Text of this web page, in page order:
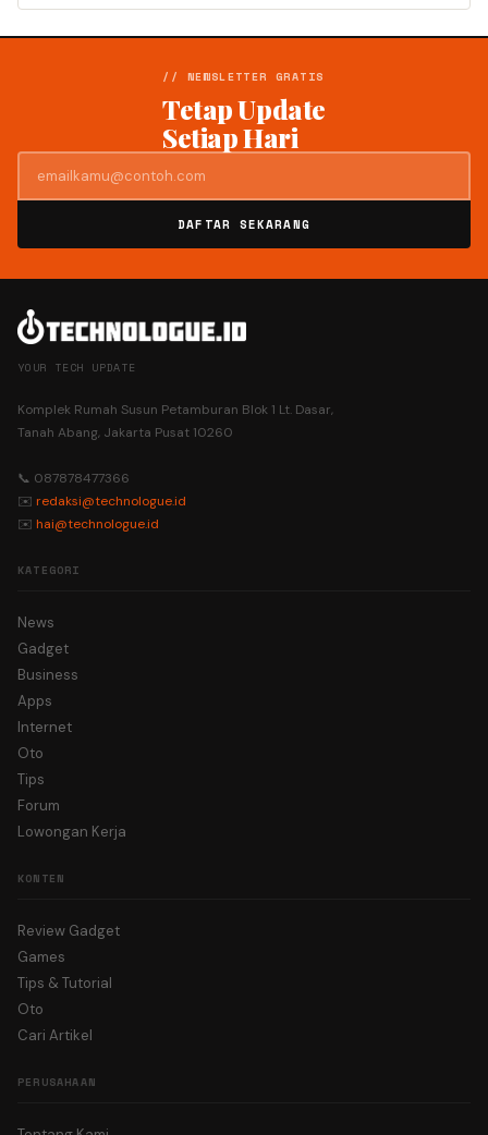
// NEWSLETTER GRATIS
Tetap Update
Setiap Hari
DAFTAR SEKARANG
YOUR TECH UPDATE
Komplek Rumah Susun Petamburan Blok 1 Lt. Dasar,
Tanah Abang, Jakarta Pusat 10260
📞 087878477366
✉️ redaksi@technologue.id
✉️ hai@technologue.id
KATEGORI
News
Gadget
Business
Apps
Internet
Oto
Tips
Forum
Lowongan Kerja
KONTEN
Review Gadget
Games
Tips & Tutorial
Oto
Cari Artikel
PERUSAHAAN